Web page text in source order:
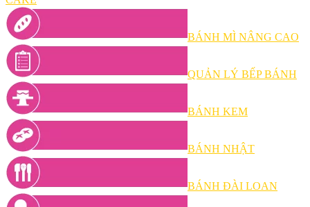
BÁNH MÌ NÂNG CAO
QUẢN LÝ BẾP BÁNH
BÁNH KEM
BÁNH NHẬT
BÁNH ĐÀI LOAN